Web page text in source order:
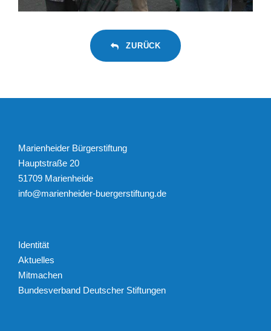
ZURÜCK
Marienheider Bürgerstiftung
Hauptstraße 20
51709 Marienheide
info@marienheider-buergerstiftung.de
Identität
Aktuelles
Mitmachen
Bundesverband Deutscher Stiftungen